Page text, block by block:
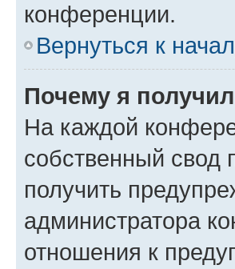
конференции.
Вернуться к
Почему я
На каждой
собственный
получить
администратора
отношения к